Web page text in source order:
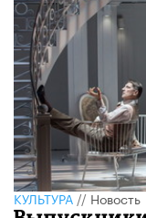
КУЛЬТУРА//Новость